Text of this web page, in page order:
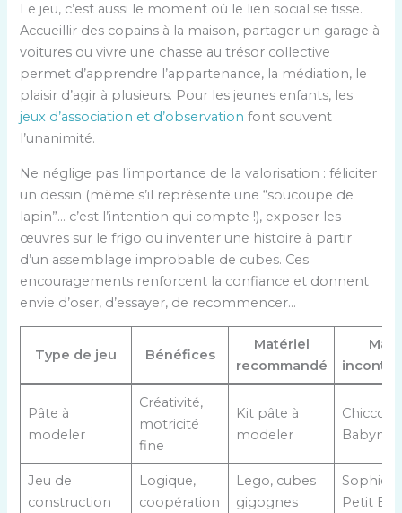
Le jeu, c’est aussi le moment où le lien social se tisse.
Accueillir des copains à la maison, partager un garage à
voitures ou vivre une chasse au trésor collective
permet d’apprendre l’appartenance, la médiation, le
plaisir d’agir à plusieurs. Pour les jeunes enfants, les
jeux d’association et d’observation font souvent
l’unanimité.
Ne néglige pas l’importance de la valorisation : féliciter
un dessin (même s’il représente une “soucoupe de
lapin”… c’est l’intention qui compte !), exposer les
œuvres sur le frigo ou inventer une histoire à partir
d’un assemblage improbable de cubes. Ces
encouragements renforcent la confiance et donnent
envie d’oser, d’essayer, de recommencer…
Type de jeu Bénéfices
Matériel
recommandé
Pâte à
modeler
Créativité,
motricité
fine
Kit pâte à
modeler
Chicco,
Jeu de
construction
Logique,
coopération
Lego, cubes
gigognes
Sophie
Petit